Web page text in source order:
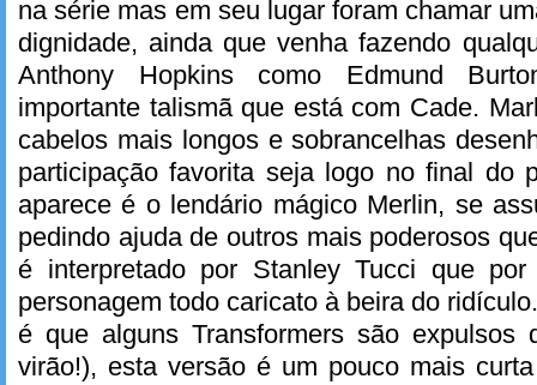
na série mas em seu lugar foram chamar
dignidade, ainda que venha fazendo
Anthony Hopkins como Edmund
importante talismã que está com Cade.
cabelos mais longos e sobrancelhas
participação favorita seja logo no final do
aparece é o lendário mágico Merlin, se
pedindo ajuda de outros mais poderosos
é interpretado por Stanley Tucci que
personagem todo caricato à beira do
é que alguns Transformers são expulsos
virão!), esta versão é um pouco mais